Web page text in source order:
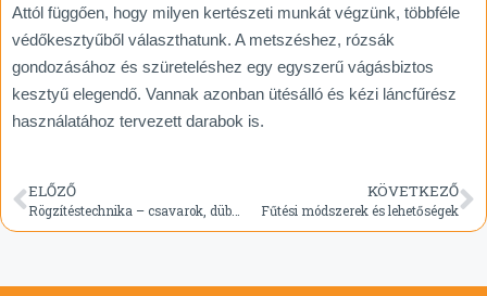
Attól függően, hogy milyen kertészeti munkát végzünk, többféle
védőkesztyűből választhatunk. A metszéshez, rózsák
gondozásához és szüreteléshez egy egyszerű vágásbiztos
kesztyű elegendő. Vannak azonban ütésálló és kézi láncfűrész
használatához tervezett darabok is.
ELŐZŐ
Rögzítéstechnika – csavarok, dübelek, tiplik
KÖVETKEZŐ
Fűtési módszerek és lehetőségek